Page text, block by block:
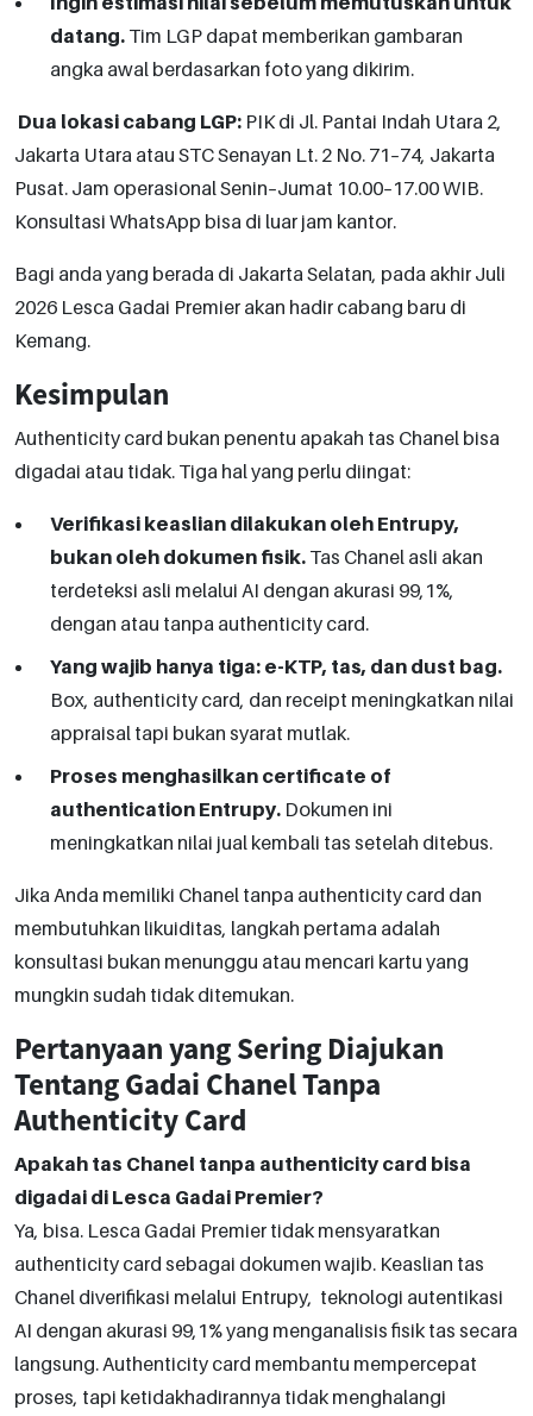
datang. Tim LGP dapat memberikan gambaran
angka awal berdasarkan foto yang dikirim.
Dua lokasi cabang LGP: PIK di Jl. Pantai Indah Utara 2,
Jakarta Utara atau STC Senayan Lt. 2 No. 71–74, Jakarta
Pusat. Jam operasional Senin–Jumat 10.00–17.00 WIB.
Konsultasi WhatsApp bisa di luar jam kantor.
Bagi anda yang berada di Jakarta Selatan, pada akhir Juli
2026 Lesca Gadai Premier akan hadir cabang baru di
Kemang.
Kesimpulan
Authenticity card bukan penentu apakah tas Chanel bisa
digadai atau tidak. Tiga hal yang perlu diingat:
Verifikasi keaslian dilakukan oleh Entrupy,
bukan oleh dokumen fisik. Tas Chanel asli akan
terdeteksi asli melalui AI dengan akurasi 99,1%,
dengan atau tanpa authenticity card.
Yang wajib hanya tiga: e-KTP, tas, dan dust bag.
Box, authenticity card, dan receipt meningkatkan nilai
appraisal tapi bukan syarat mutlak.
Proses menghasilkan certificate of
authentication Entrupy. Dokumen ini
meningkatkan nilai jual kembali tas setelah ditebus.
Jika Anda memiliki Chanel tanpa authenticity card dan
membutuhkan likuiditas, langkah pertama adalah
konsultasi bukan menunggu atau mencari kartu yang
mungkin sudah tidak ditemukan.
Pertanyaan yang Sering Diajukan
Tentang Gadai Chanel Tanpa
Authenticity Card
Apakah tas Chanel tanpa authenticity card bisa
digadai di Lesca Gadai Premier?
Ya, bisa. Lesca Gadai Premier tidak mensyaratkan
authenticity card sebagai dokumen wajib. Keaslian tas
Chanel diverifikasi melalui Entrupy, teknologi autentikasi
AI dengan akurasi 99,1% yang menganalisis fisik tas secara
langsung. Authenticity card membantu mempercepat
proses, tapi ketidakhadirannya tidak menghalangi